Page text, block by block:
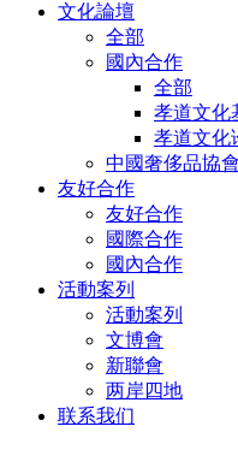
文化論壇
全部
國內合作
全部
孝道文化
孝道文化
中國奢侈品協會
友好合作
友好合作
國際合作
國內合作
活動案列
活動案列
文博會
新聯會
两岸四地
联系我们